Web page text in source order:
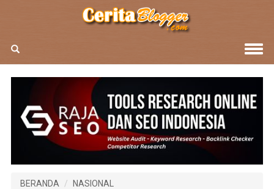
BERANDA NASIONAL